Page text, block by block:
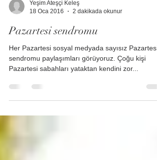
18 Oca 2016
2 dakikada okunur
Pazartesi sendromu
Her Pazartesi sosyal medyada sayısız Pazartesi
Pazartesi sabahları yataktan kendini zor...